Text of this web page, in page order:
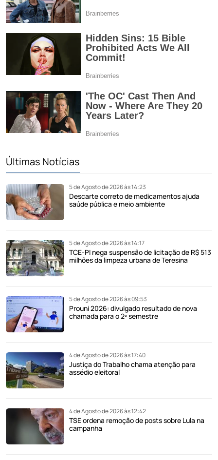
Últimas Notícias
5 de Agosto de 2026 às 14:23
Descarte correto de medicamentos ajuda
saúde pública e meio ambiente
5 de Agosto de 2026 às 14:17
TCE-PI nega suspensão de licitação de R$ 513
milhões da limpeza urbana de Teresina
5 de Agosto de 2026 às 09:53
Prouni 2026: divulgado resultado de nova
chamada para o 2º semestre
4 de Agosto de 2026 às 17:40
Justiça do Trabalho chama atenção para
assédio eleitoral
4 de Agosto de 2026 às 12:42
TSE ordena remoção de posts sobre Lula na
campanha